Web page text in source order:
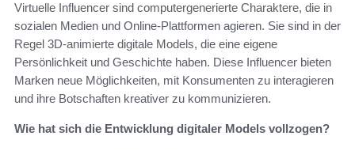
Virtuelle Influencer sind computergenerierte Charaktere, die in
sozialen Medien und Online-Plattformen agieren. Sie sind in der
Regel 3D-animierte digitale Models, die eine eigene
Persönlichkeit und Geschichte haben. Diese Influencer bieten
Marken neue Möglichkeiten, mit Konsumenten zu interagieren
und ihre Botschaften kreativer zu kommunizieren.
Wie hat sich die Entwicklung digitaler Models vollzogen?